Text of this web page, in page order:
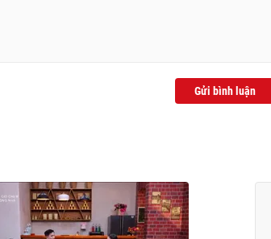
Gửi bình luận